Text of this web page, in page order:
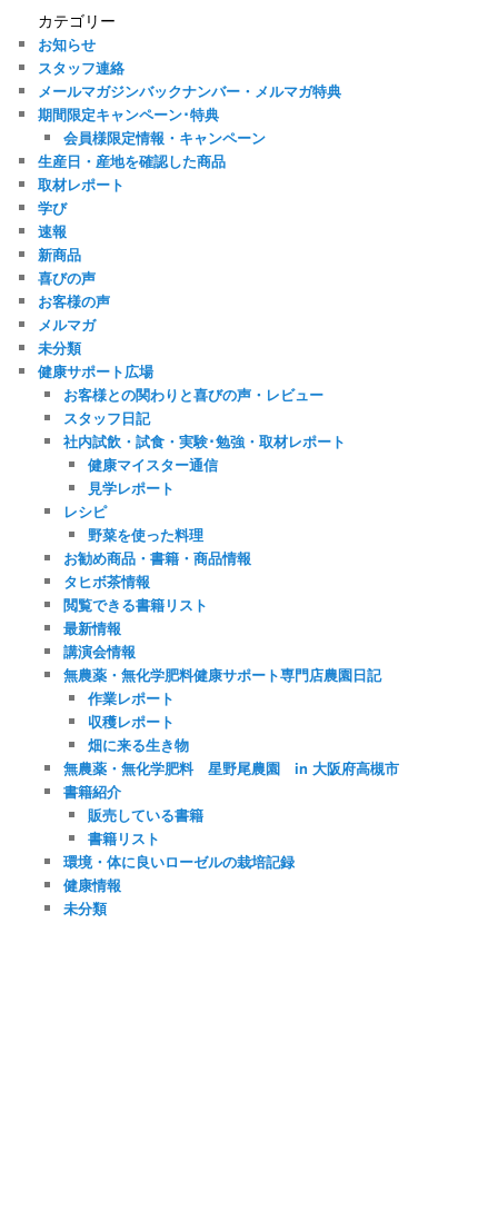
カ
イ
ブ
カテゴリー
お知らせ
スタッフ連絡
メールマガジンバックナンバー・メルマガ特典
期間限定キャンペーン･特典
会員様限定情報・キャンペーン
生産日・産地を確認した商品
取材レポート
学び
速報
新商品
喜びの声
お客様の声
メルマガ
未分類
健康サポート広場
お客様との関わりと喜びの声・レビュー
スタッフ日記
社内試飲・試食・実験･勉強・取材レポート
健康マイスター通信
見学レポート
レシピ
野菜を使った料理
お勧め商品・書籍・商品情報
タヒボ茶情報
閲覧できる書籍リスト
最新情報
講演会情報
無農薬・無化学肥料健康サポート専門店農園日記
作業レポート
収穫レポート
畑に来る生き物
無農薬・無化学肥料 星野尾農園 in 大阪府高槻市
書籍紹介
販売している書籍
書籍リスト
環境・体に良いローゼルの栽培記録
健康情報
未分類